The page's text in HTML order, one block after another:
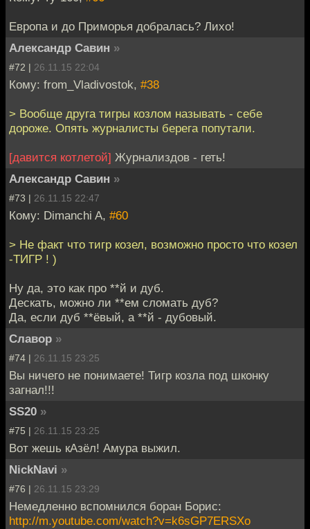
Европа и до Приморья добралась? Лихо!
Александр Савин »
#72 | 26.11.15 22:04
Кому: from_Vladivostok, #38
> Вообще друга тигры козлом называть - себе
дороже. Опять журналисты берега попутали.
[давится котлетой] Журнализдов - геть!
Александр Савин »
#73 | 26.11.15 22:47
Кому: Dimanchi A, #60
> Не факт что тигр козел, возможно просто что козел
-ТИГР ! )
Ну да, это как про **й и дуб.
Дескать, можно ли **ем сломать дуб?
Да, если дуб **ёвый, а **й - дубовый.
Славор »
#74 | 26.11.15 23:25
Вы ничего не понимаете! Тигр козла под шконку
загнал!!!
SS20 »
#75 | 26.11.15 23:25
Вот жешь кАзёл! Амура выжил.
NickNavi »
#76 | 26.11.15 23:29
Немедленно вспомнился боран Борис:
http://m.youtube.com/watch?v=k6sGP7ERSXo